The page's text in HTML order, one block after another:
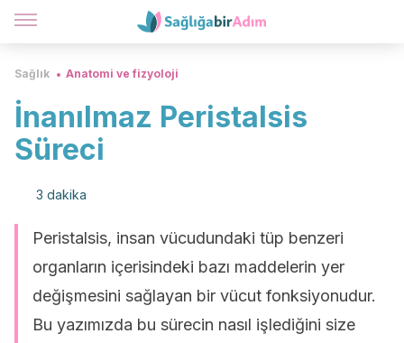
Sağlık Anatomi ve fizyoloji
İnanılmaz Peristalsis
Süreci
3 dakika
Peristalsis, insan vücudundaki tüp benzeri
organların içerisindeki bazı maddelerin yer
değişmesini sağlayan bir vücut fonksiyonudur.
Bu yazımızda bu sürecin nasıl işlediğini size